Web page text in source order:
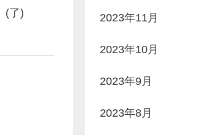
(了) 2023年11月
2023年10月
2023年9月
2023年8月